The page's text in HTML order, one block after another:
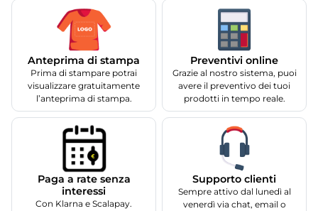
Anteprima di stampa
Prima di stampare potrai
visualizzare gratuitamente
l’anteprima di stampa.
Preventivi online
Grazie al nostro sistema, puoi
avere il preventivo dei tuoi
prodotti in tempo reale.
Paga a rate senza
interessi
Con Klarna e Scalapay.
Supporto clienti
Sempre attivo dal lunedì al
venerdì via chat, email o